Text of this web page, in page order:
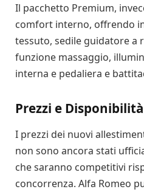
Il pacchetto Premium,
comfort interno, offrendo
tessuto, sedile guidatore a
funzione massaggio,
interna e pedaliera e
Prezzi e Disponibilità
I prezzi dei nuovi
non sono ancora stati
che saranno competitivi
concorrenza. Alfa Romeo